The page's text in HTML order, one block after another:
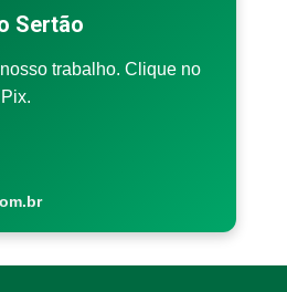
Sertão
trabalho. Clique no